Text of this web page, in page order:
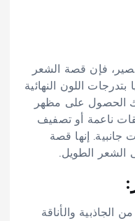
فإن قصة الشعر
بتدرجات اللون النهائية
الحصول على مظهر
ناعمة أو تصفيف
جانبية. إنها قصة
الشعر الطويل.
والأناقة